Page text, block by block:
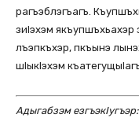
рагъэблэгъагъ.
зиlэхэм якъупшъхьахэр
лъэпкъхэр, пкъынэ
шlыкlэхэм
Адыгабзэм